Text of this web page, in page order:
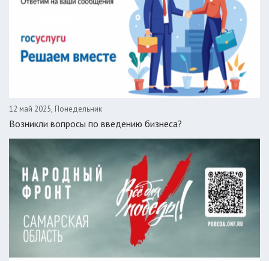
12 май 2025, Понедельник
Возникли вопросы по введению бизнеса?